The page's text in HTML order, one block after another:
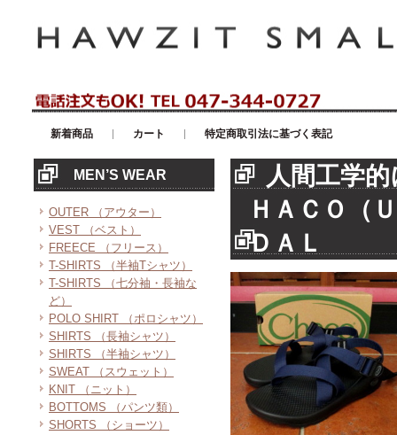
新着商品 カート 特定商取引法に基づく表記
MEN’S WEAR
OUTER （アウター）
VEST （ベスト）
FREECE （フリース）
T-SHIRTS （半袖Tシャツ）
T-SHIRTS （七分袖・長袖な
ど）
POLO SHIRT （ポロシャツ）
SHIRTS （長袖シャツ）
SHIRTS （半袖シャツ）
SWEAT （スウェット）
KNIT （ニット）
BOTTOMS （パンツ類）
SHORTS （ショーツ）
人間工学
ＨＡＣＯ（
ＤＡＬ